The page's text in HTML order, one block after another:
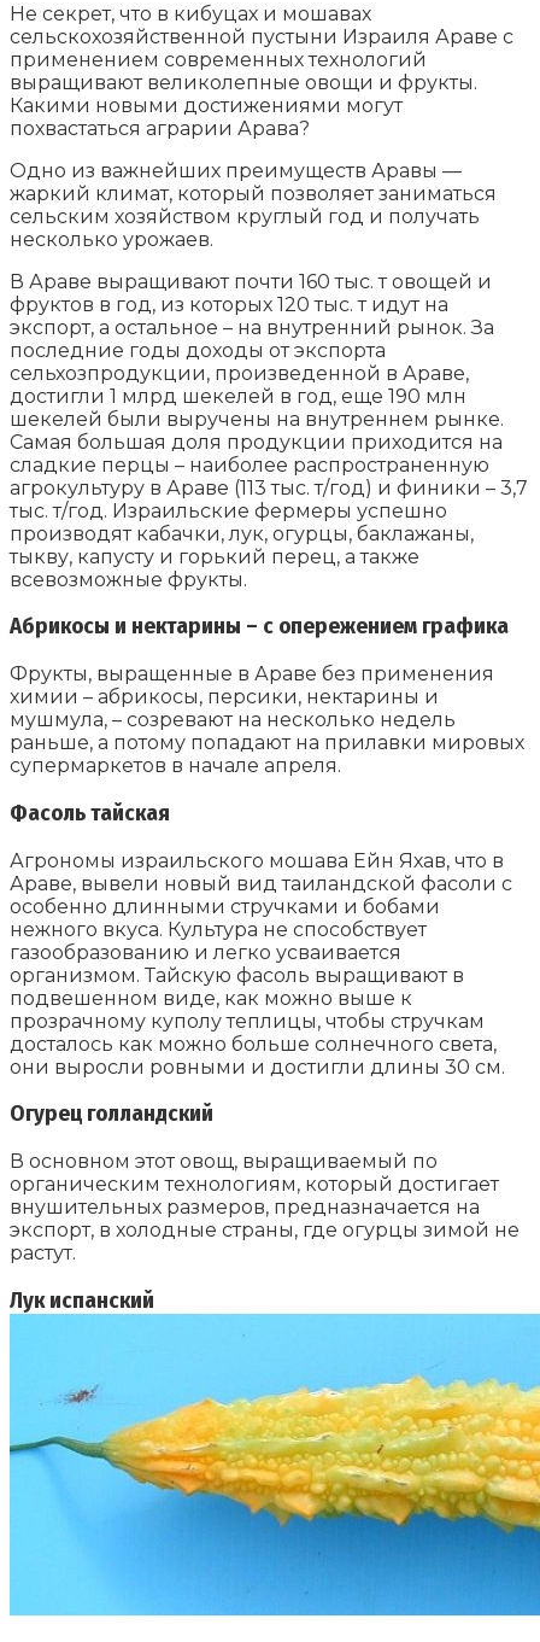
Не секрет, что в кибуцах и мошавах
сельскохозяйственной пустыни Израиля Араве с
применением современных технологий
выращивают великолепные овощи и фрукты.
Какими новыми достижениями могут
похвастаться аграрии Арава?
Одно из важнейших преимуществ Аравы —
жаркий климат, который позволяет заниматься
сельским хозяйством круглый год и получать
несколько урожаев.
В Араве выращивают почти 160 тыс. т овощей и
фруктов в год, из которых 120 тыс. т идут на
экспорт, а остальное – на внутренний рынок. За
последние годы доходы от экспорта
сельхозпродукции, произведенной в Араве,
достигли 1 млрд шекелей в год, еще 190 млн
шекелей были выручены на внутреннем рынке.
Самая большая доля продукции приходится на
сладкие перцы – наиболее распространенную
агрокультуру в Араве (113 тыс. т/год) и финики – 3,7
тыс. т/год. Израильские фермеры успешно
производят кабачки, лук, огурцы, баклажаны,
тыкву, капусту и горький перец, а также
всевозможные фрукты.
Абрикосы и нектарины – с опережением графика
Фрукты, выращенные в Араве без применения
химии – абрикосы, персики, нектарины и
мушмула, – созревают на несколько недель
раньше, а потому попадают на прилавки мировых
супермаркетов в начале апреля.
Фасоль тайская
Агрономы израильского мошава Ейн Яхав, что в
Араве, вывели новый вид таиландской фасоли с
особенно длинными стручками и бобами
нежного вкуса. Культура не способствует
газообразованию и легко усваивается
организмом. Тайскую фасоль выращивают в
подвешенном виде, как можно выше к
прозрачному куполу теплицы, чтобы стручкам
досталось как можно больше солнечного света,
они выросли ровными и достигли длины 30 см.
Огурец голландский
В основном этот овощ, выращиваемый по
органическим технологиям, который достигает
внушительных размеров, предназначается на
экспорт, в холодные страны, где огурцы зимой не
растут.
Лук испанский